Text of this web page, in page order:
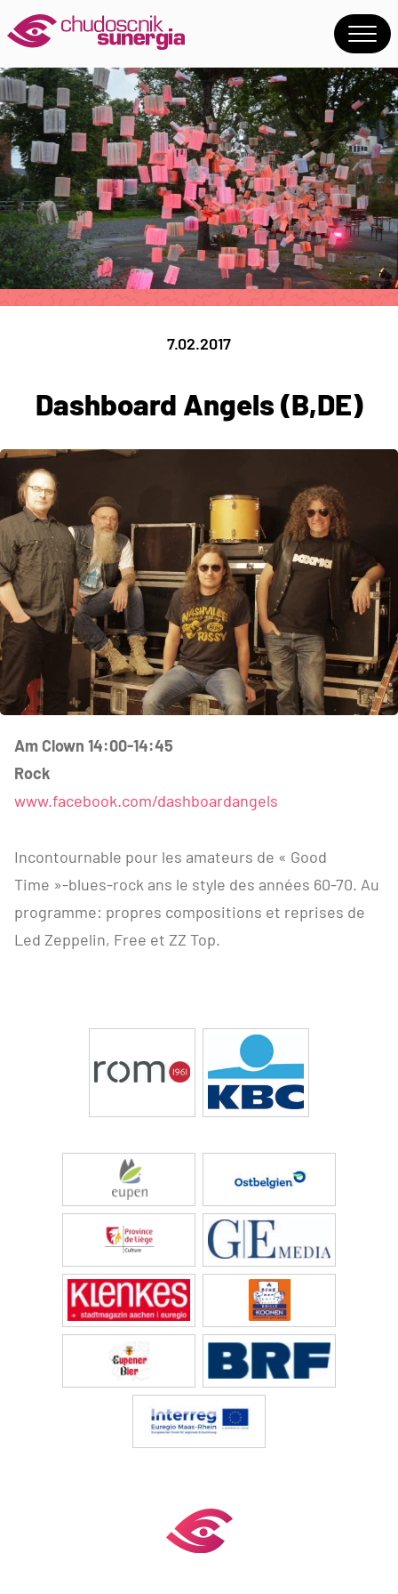
7.02.2017
Dashboard Angels (B,DE)
Am Clown 14:00-14:45
Rock
www.facebook.com/dashboardangels
Incontournable pour les amateurs de « Good
Time »-blues-rock ans le style des années 60-70. Au
programme: propres compositions et reprises de
Led Zeppelin, Free et ZZ Top.